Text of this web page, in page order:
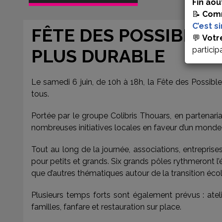
Fin
📝
C’est
💬
FÊTE DES
PLUS DURABLE
Le samedi 6 juin, de 10h à 18h, la Fête des
tous.
Portée par le groupe Colibris Thouars, en
nombreuses initiatives locales en faveur d’un
Tout au long de la journée, associations,
pour petits et grands. Six grands pôles rythmeront
que d’autres thématiques autour de la transition
Plusieurs temps forts sont également prévus :
familles, fanfare et restauration sur place.